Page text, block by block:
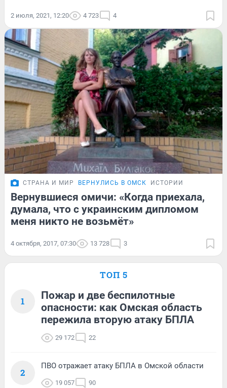
2 июля, 2021, 12:20 4 723 4
СТРАНА И МИР ВЕРНУЛИСЬ В ОМСК ИСТОРИИ
Вернувшиеся омичи: «Когда приехала,
думала, что с украинским дипломом
меня никто не возьмёт»
4 октября, 2017, 07:30 13 728 3
ТОП 5
1
Пожар и две беспилотные
опасности: как Омская область
пережила вторую атаку БПЛА
29 172 22
2
ПВО отражает атаку БПЛА в Омской области
19 057 90